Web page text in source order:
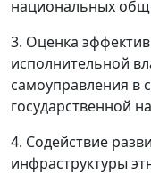
национальных
3. Оценка
исполнительной
самоуправления в
государственной
4. Содействие
инфраструктуры